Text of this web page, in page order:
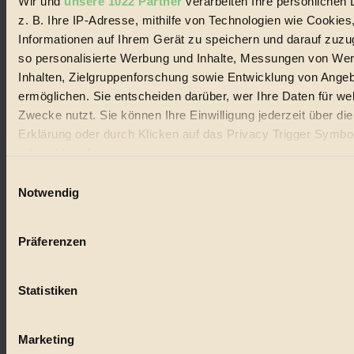
z. B. Ihre IP-Adresse, mithilfe von Technologien wie
Informationen auf Ihrem Gerät zu speichern und darauf
so personalisierte Werbung und Inhalte, Messungen von
Inhalten, Zielgruppenforschung sowie Entwicklung von
ermöglichen. Sie entscheiden darüber, wer Ihre Daten für
Zwecke nutzt. Sie können Ihre Einwilligung jederzeit über
Erklärung oder durch Klicken auf das Privacy Trigger
oder widerrufen
Wenn Sie es erlauben, würden wir auch gerne:
Ihr Gerät durch aktives Scannen nach bestimmten
Erfahren Sie mehr darüber, wie Ihre persönlichen Daten
Notwendig
Präferenzen
Statistiken
Marketing
Lebensmittel
Natur
kinderbuch
nachhaltig